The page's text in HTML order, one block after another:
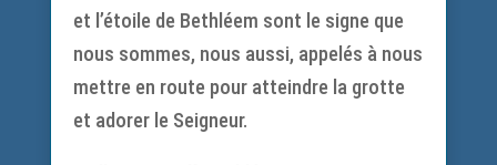
et l’étoile de Bethléem sont le signe que
nous sommes, nous aussi, appelés à nous
mettre en route pour atteindre la grotte
et adorer le Seigneur.